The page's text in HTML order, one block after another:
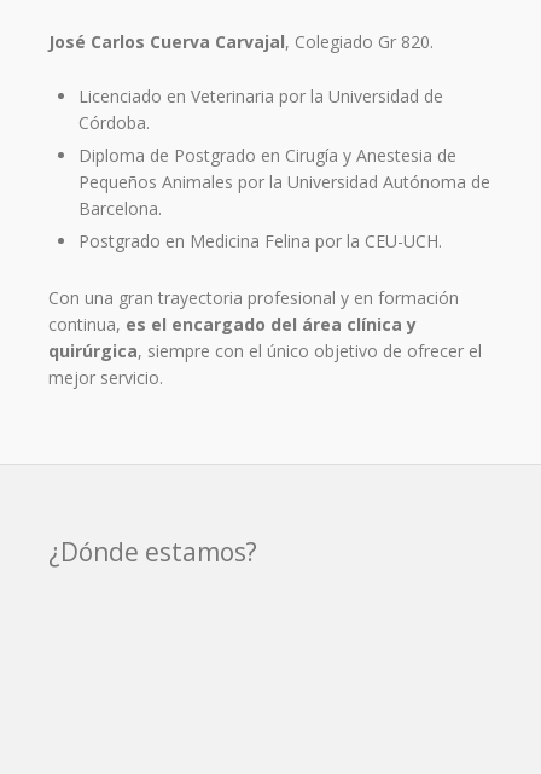
José Carlos Cuerva Carvajal, Colegiado Gr 820.
Licenciado en Veterinaria por la Universidad de
Córdoba.
Diploma de Postgrado en Cirugía y Anestesia de
Pequeños Animales por la Universidad Autónoma de
Barcelona.
Postgrado en Medicina Felina por la CEU-UCH.
Con una gran trayectoria profesional y en formación
continua, es el encargado del área clínica y
quirúrgica, siempre con el único objetivo de ofrecer el
mejor servicio.
¿Dónde estamos?